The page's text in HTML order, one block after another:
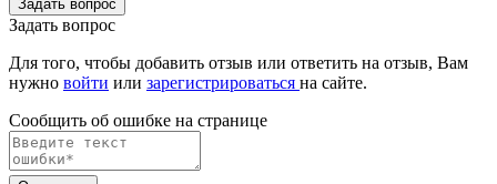
Задать вопрос
Задать вопрос
Для того, чтобы добавить отзыв или ответить на отзыв, Вам
нужно войти или зарегистрироваться на сайте.
Сообщить об ошибке на страницe